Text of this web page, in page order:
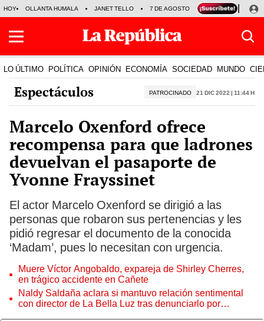
HOY OLLANTA HUMALA JANET TELLO 7 DE AGOSTO TINKA RESULTADOS
LO ÚLTIMO POLÍTICA OPINIÓN ECONOMÍA SOCIEDAD MUNDO
Espectáculos PATROCINADO 21 Dic 2022 | 11:44 h
Marcelo Oxenford ofrece
recompensa para que ladrones
devuelvan el pasaporte de
Yvonne Frayssinet
El actor Marcelo Oxenford se dirigió a las
personas que robaron sus pertenencias y les
pidió regresar el documento de la conocida
‘Madam’, pues lo necesitan con urgencia.
Muere Víctor Angobaldo, expareja de Shirley Cherres,
en trágico accidente en Cañete
Naldy Saldaña aclara si mantuvo relación sentimental
con director de La Bella Luz tras denunciarlo por